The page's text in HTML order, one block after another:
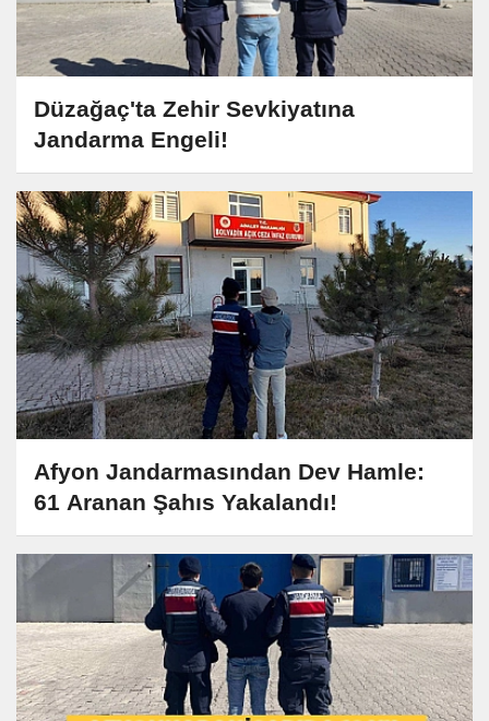
Düzağaç'ta Zehir Sevkiyatına
Jandarma Engeli!
Afyon Jandarmasından Dev Hamle:
61 Aranan Şahıs Yakalandı!